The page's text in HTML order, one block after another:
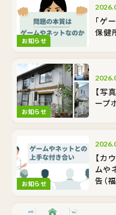
お知らせ
「ゲ
保健
お知らせ
【写
ープ
お知らせ
【カ
ムや
告（